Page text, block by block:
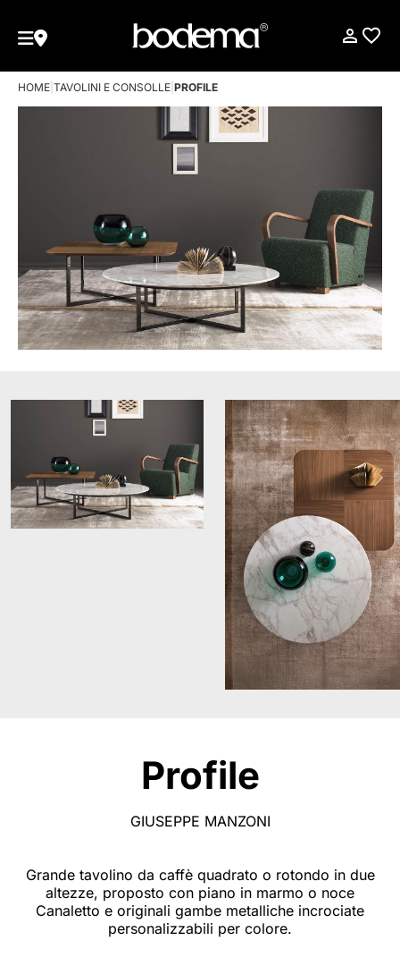
HOME TAVOLINI E CONSOLLE PROFILE
Profile
GIUSEPPE MANZONI
Grande tavolino da caffè quadrato o rotondo in due
altezze, proposto con piano in marmo o noce
Canaletto e originali gambe metalliche incrociate
personalizzabili per colore.